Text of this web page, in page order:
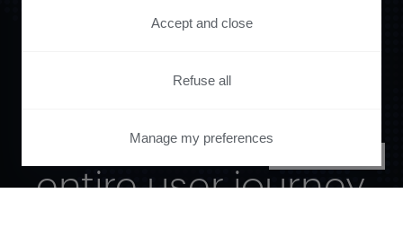
Orchestrate and
automate your
entire user journey
Accept and close
Refuse all
Manage my preferences